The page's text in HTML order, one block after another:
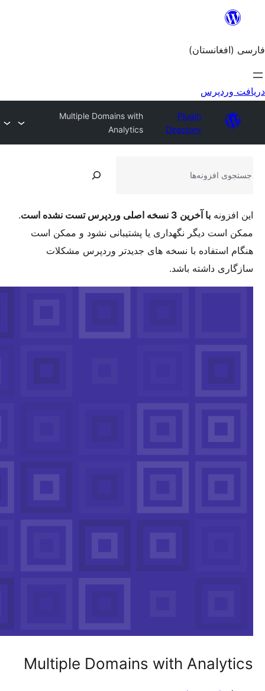
Multiple Domains with
Analytics
.
یا پشتیبانی نشود و ممکن است
های جدیدتر وردپرس مشکلات
Multiple Domains